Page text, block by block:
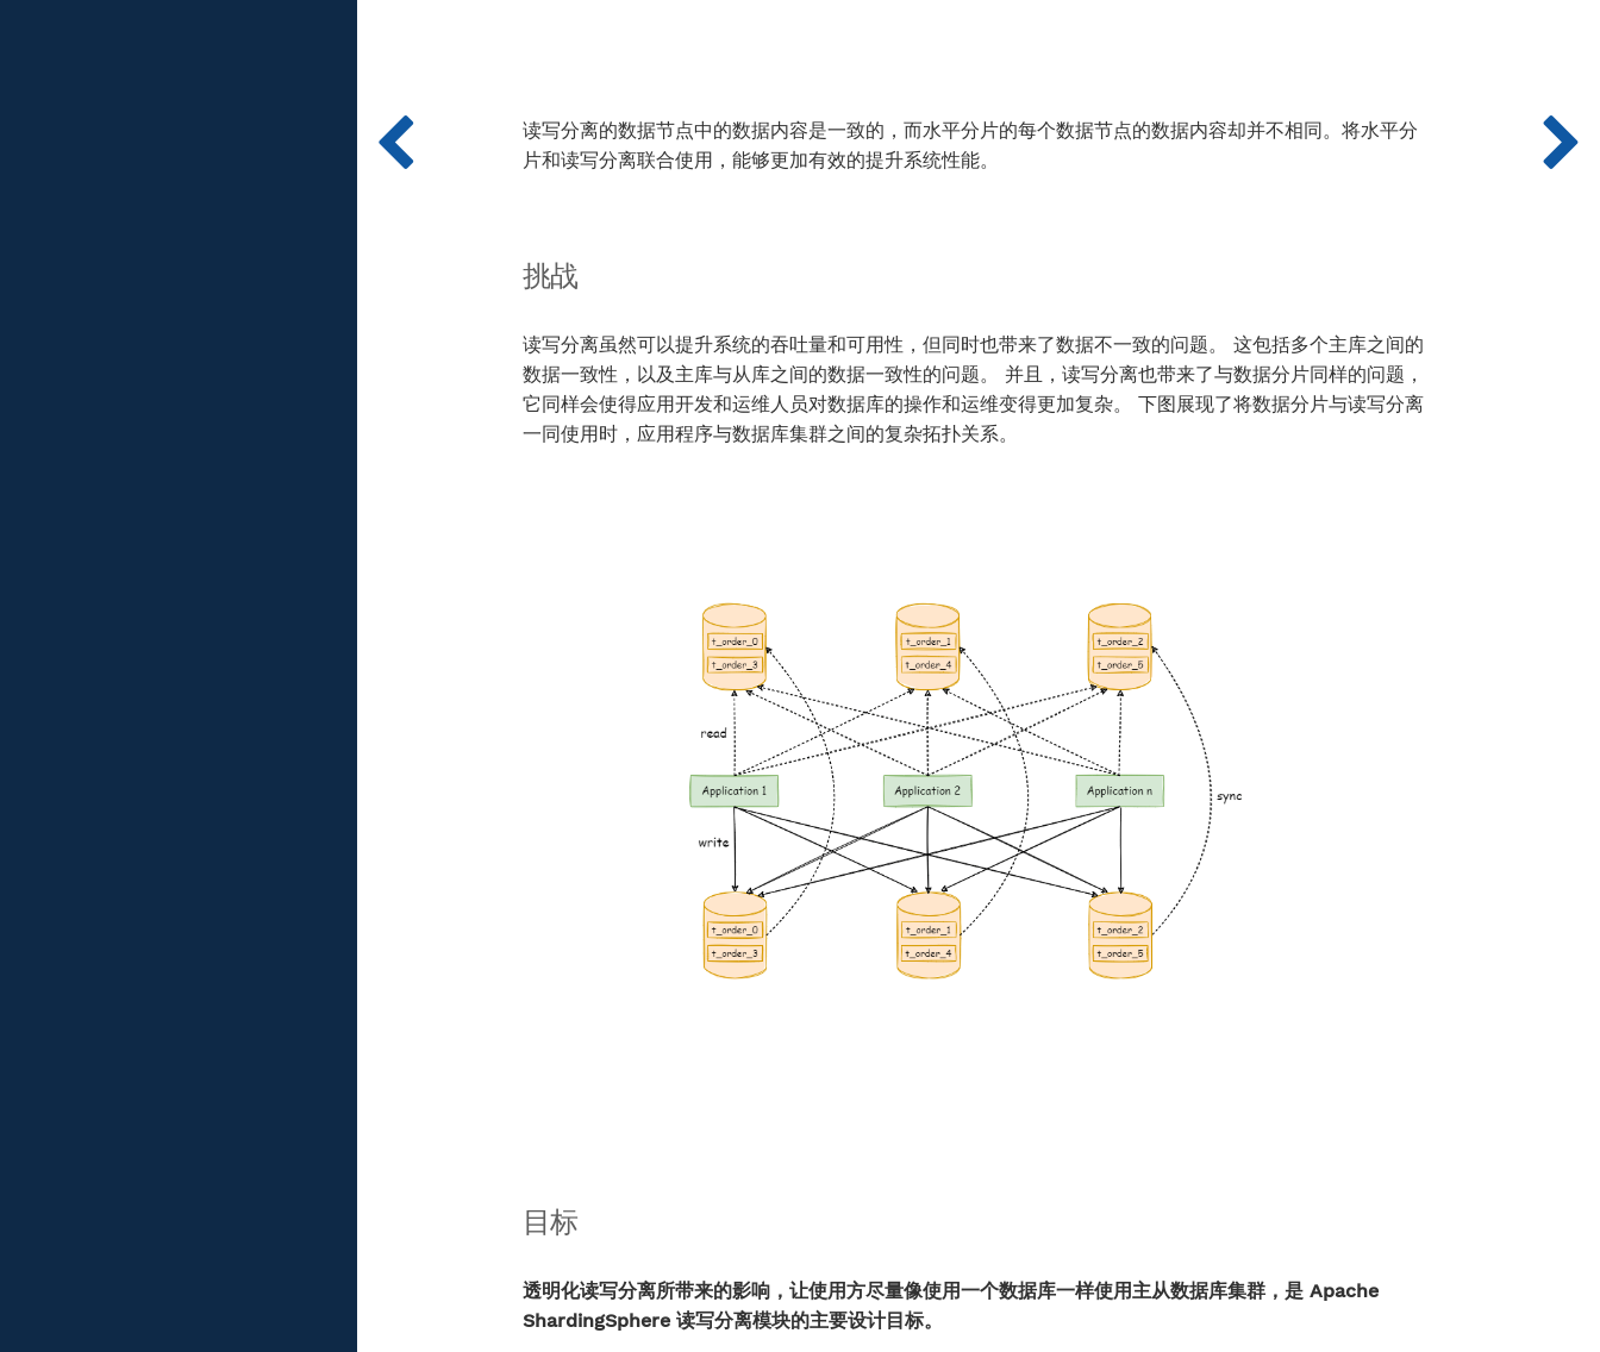
读写分离的数据节点中的数据内容是一致的，而水平分片的每个数据节点的数据内容却并不相同。将水平分
片和读写分离联合使用，能够更加有效的提升系统性能。
挑战
读写分离虽然可以提升系统的吞吐量和可用性，但同时也带来了数据不一致的问题。 这包括多个主库之间的
数据一致性，以及主库与从库之间的数据一致性的问题。 并且，读写分离也带来了与数据分片同样的问题，
它同样会使得应用开发和运维人员对数据库的操作和运维变得更加复杂。 下图展现了将数据分片与读写分离
一同使用时，应用程序与数据库集群之间的复杂拓扑关系。
目标
透明化读写分离所带来的影响，让使用方尽量像使用一个数据库一样使用主从数据库集群，是 Apache
ShardingSphere 读写分离模块的主要设计目标。